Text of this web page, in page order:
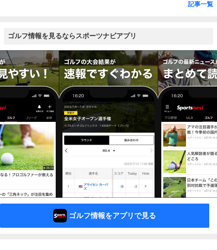
記事一覧
ゴルフ情報を見るならスポーツナビアプリ
ゴルフ情報をアプリで見る